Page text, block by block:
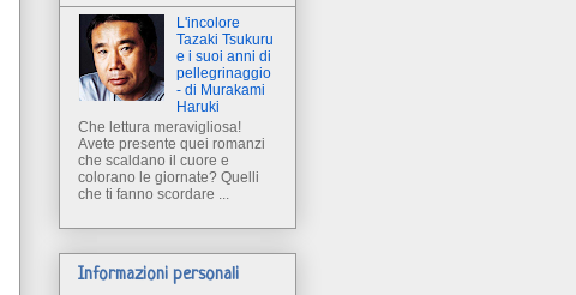
L'incolore
Tazaki Tsukuru
e i suoi anni di
pellegrinaggio
- di Murakami
Haruki
Che lettura meravigliosa!
Avete presente quei romanzi
che scaldano il cuore e
colorano le giornate? Quelli
che ti fanno scordare ...
Informazioni personali